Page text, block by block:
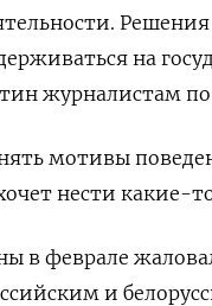
на
журналистам
мотивы
нести какие-
в феврале
и